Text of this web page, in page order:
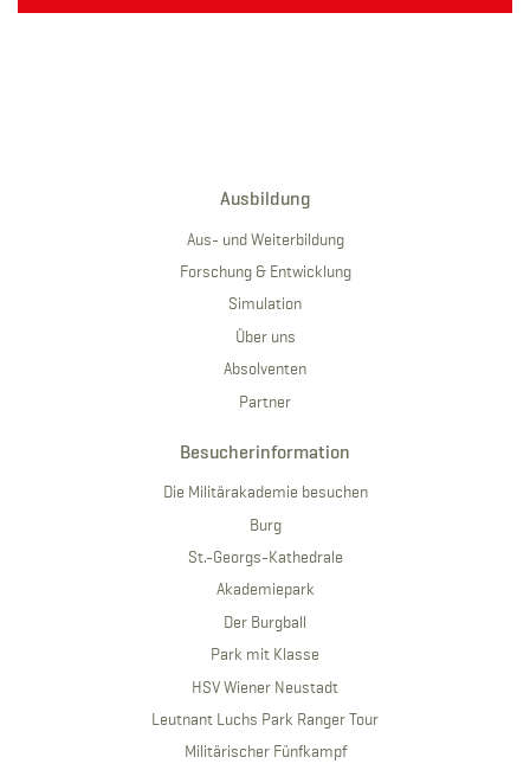
Ausbildung
Aus- und Weiterbildung
Forschung & Entwicklung
Simulation
Über uns
Absolventen
Partner
Besucherinformation
Die Militärakademie besuchen
Burg
St.-Georgs-Kathedrale
Akademiepark
Der Burgball
Park mit Klasse
HSV Wiener Neustadt
Leutnant Luchs Park Ranger Tour
Militärischer Fünfkampf